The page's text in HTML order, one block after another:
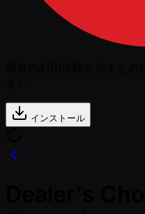
インストール